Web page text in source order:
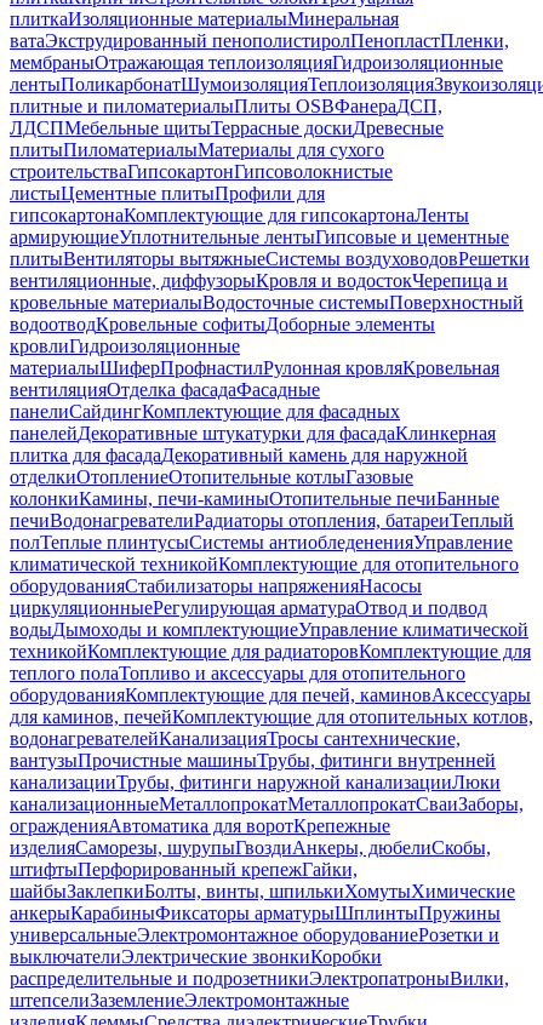
плиткаИзоляционные материалыМинеральная
ватаЭкструдированный пенополистиролПенопластПленки,
мембраныОтражающая теплоизоляцияГидроизоляционные
лентыПоликарбонатШумоизоляцияТеплоизоляция
плитные и пиломатериалыПлиты OSBФанераДСП,
ЛДСПМебельные щитыТеррасные доскиДревесные
плитыПиломатериалыМатериалы для сухого
строительстваГипсокартонГипсоволокнистые
листыЦементные плитыПрофили для
гипсокартонаКомплектующие для гипсокартонаЛенты
армирующиеУплотнительные лентыГипсовые и цементные
плитыВентиляторы вытяжныеСистемы воздуховодовРешетки
вентиляционные, диффузорыКровля и водостокЧерепица и
кровельные материалыВодосточные системыПоверхностный
водоотводКровельные софитыДоборные элементы
кровлиГидроизоляционные
материалыШиферПрофнастилРулонная кровляКровельная
вентиляцияОтделка фасадаФасадные
панелиСайдингКомплектующие для фасадных
панелейДекоративные штукатурки для фасадаКлинкерная
плитка для фасадаДекоративный камень для наружной
отделкиОтоплениеОтопительные котлыГазовые
колонкиКамины, печи-каминыОтопительные печиБанные
печиВодонагревателиРадиаторы отопления, батареиТеплый
полТеплые плинтусыСистемы антиобледененияУправление
климатической техникойКомплектующие для отопительного
оборудованияСтабилизаторы напряженияНасосы
циркуляционныеРегулирующая арматураОтвод и подвод
водыДымоходы и комплектующиеУправление климатической
техникойКомплектующие для радиаторовКомплектующие для
теплого полаТопливо и аксессуары для отопительного
оборудованияКомплектующие для печей, каминовАксессуары
для каминов, печейКомплектующие для отопительных котлов,
водонагревателейКанализацияТросы сантехнические,
вантузыПрочистные машиныТрубы, фитинги внутренней
канализацииТрубы, фитинги наружной канализацииЛюки
канализационныеМеталлопрокатМеталлопрокатСваиЗаборы,
огражденияАвтоматика для воротКрепежные
изделияСаморезы, шурупыГвоздиАнкеры, дюбелиСкобы,
штифтыПерфорированный крепежГайки,
шайбыЗаклепкиБолты, винты, шпилькиХомутыХимические
анкерыКарабиныФиксаторы арматурыШплинтыПружины
универсальныеЭлектромонтажное оборудованиеРозетки и
выключателиЭлектрические звонкиКоробки
распределительные и подрозетникиЭлектропатроныВилки,
штепселиЗаземлениеЭлектромонтажные